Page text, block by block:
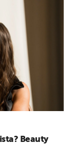
Beauty